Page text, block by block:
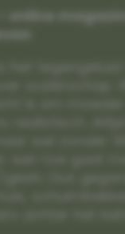
online